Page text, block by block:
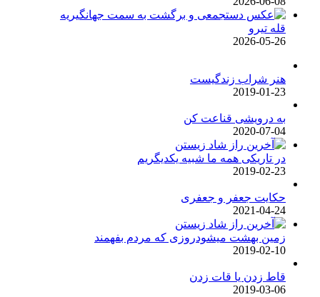
قله تیرو
2026-05-26
هنر شراب زندگیست
2019-01-23
به درویشی قناعت کن
2020-07-04
در تاریکی همه ما شبیه یکدیگریم
2019-02-23
حکایت جعفر و جعفری
2021-04-24
زمین بهشت میشودروزی که مردم بفهمند
2019-02-10
قاط زدن یا قات زدن
2019-03-06